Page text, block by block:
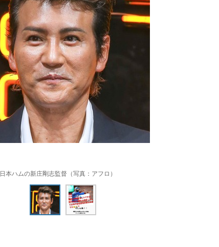
日本ハムの新庄剛志監督（写真：アフロ）